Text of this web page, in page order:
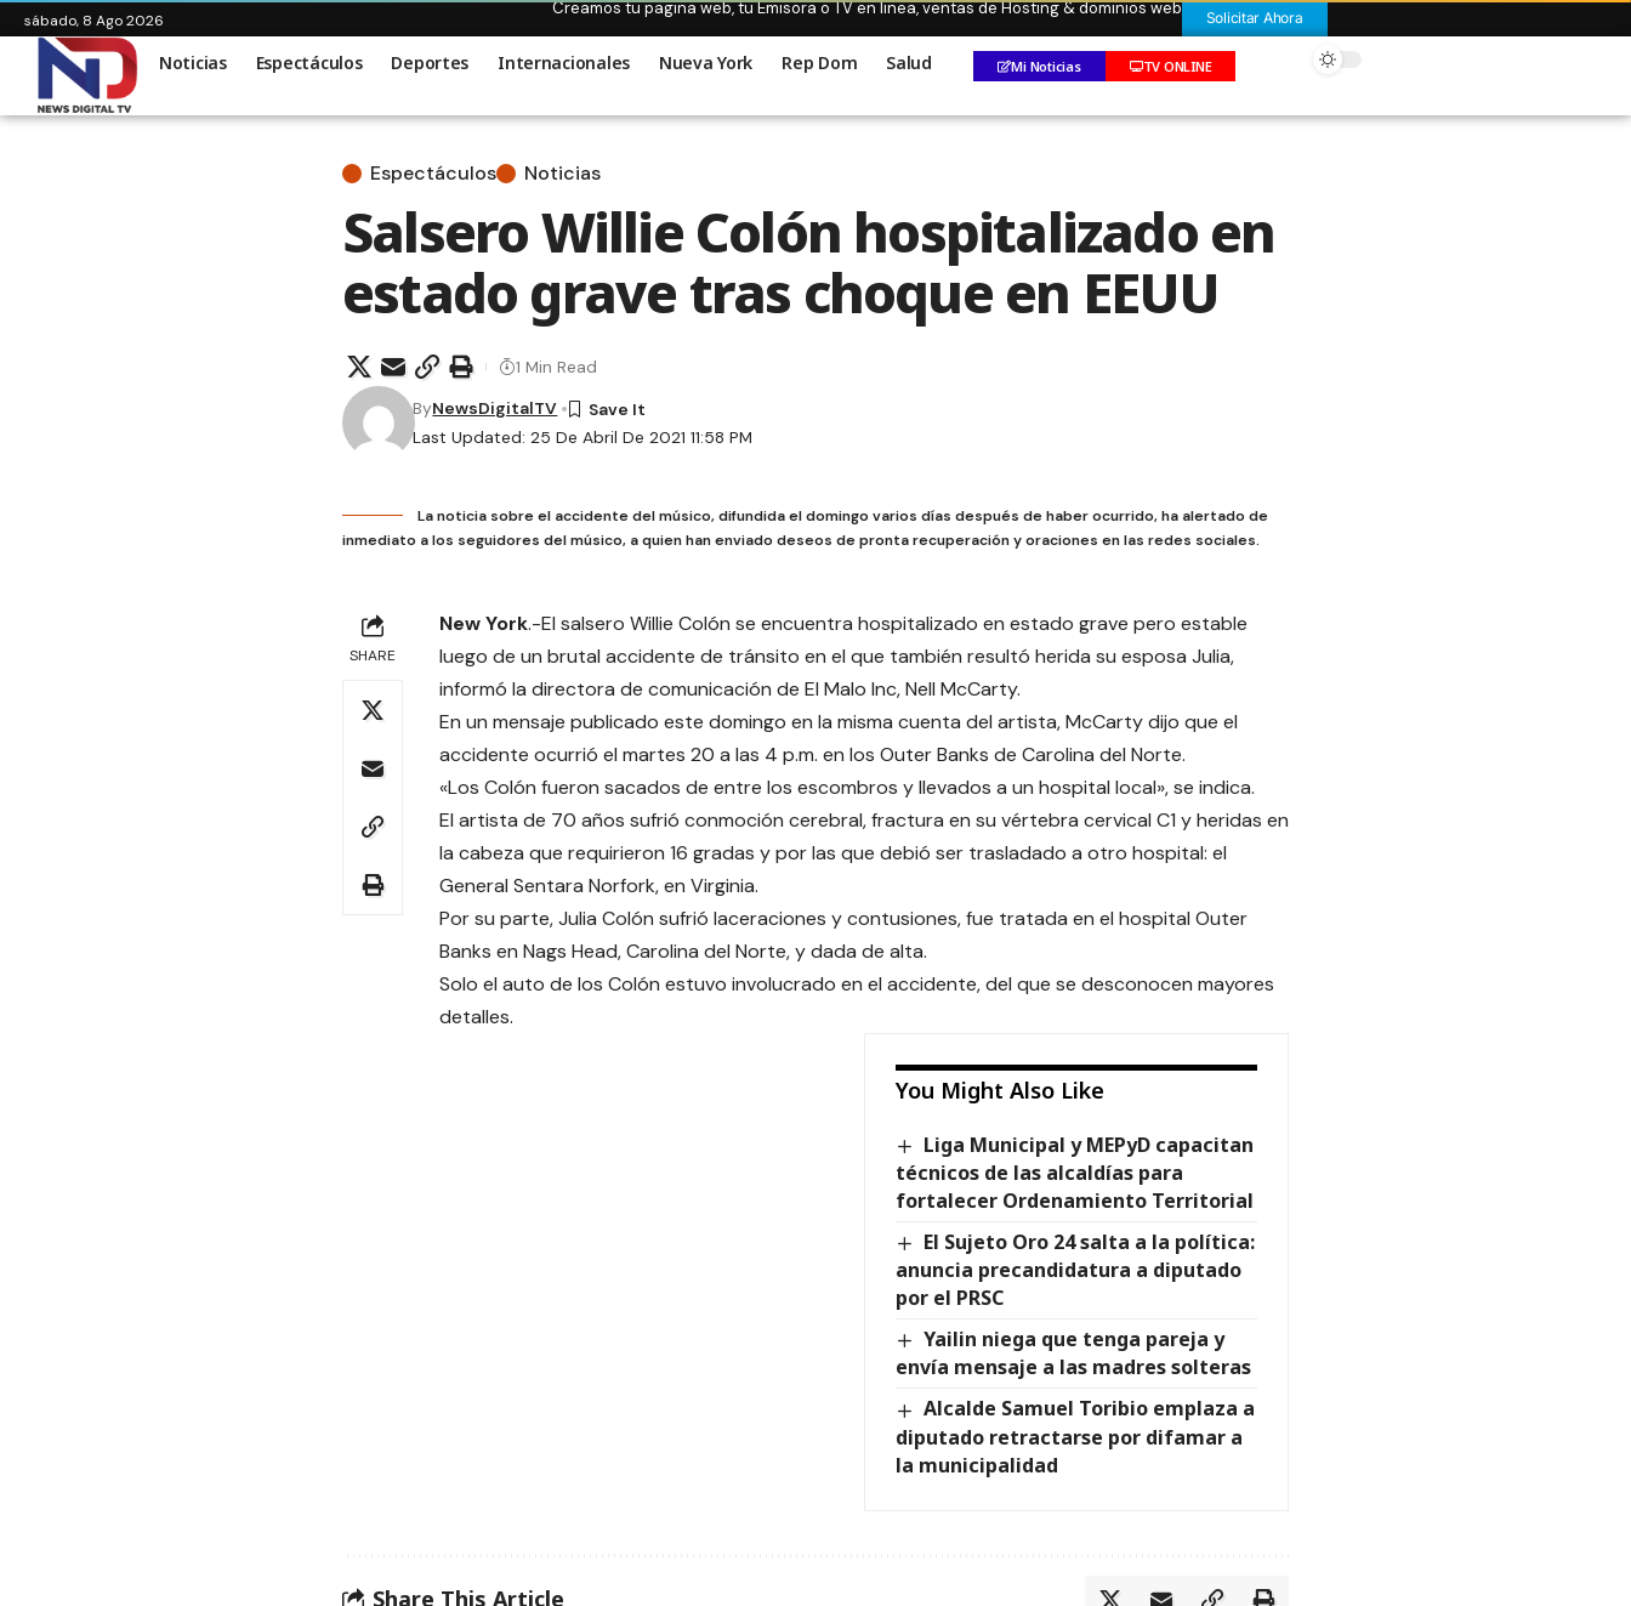
sábado, 8 Ago 2026
Creamos tu pagina web, tu Emisora o TV en linea, ventas de Hosting & dominios web Solicitar Ahora
Noticias Espectáculos Deportes Internacionales Nueva York Rep Dom Salud Mi Noticias TV ONLINE
Espectáculos Noticias
Salsero Willie Colón hospitalizado en
estado grave tras choque en EEUU
Last Updated: 25 De Abril De 2021 11:58 PM
ByNewsDigitalTV
1 Min Read
La noticia sobre el accidente del músico, difundida el domingo varios días después de haber ocurrido, ha alertado de
inmediato a los seguidores del músico, a quien han enviado deseos de pronta recuperación y oraciones en las redes sociales.
SHARE
New York.-El salsero Willie Colón se encuentra hospitalizado en estado grave pero estable
luego de un brutal accidente de tránsito en el que también resultó herida su esposa Julia,
informó la directora de comunicación de El Malo Inc, Nell McCarty.
En un mensaje publicado este domingo en la misma cuenta del artista, McCarty dijo que el
accidente ocurrió el martes 20 a las 4 p.m. en los Outer Banks de Carolina del Norte.
«Los Colón fueron sacados de entre los escombros y llevados a un hospital local», se indica.
El artista de 70 años sufrió conmoción cerebral, fractura en su vértebra cervical C1 y heridas en
la cabeza que requirieron 16 gradas y por las que debió ser trasladado a otro hospital: el
General Sentara Norfork, en Virginia.
Por su parte, Julia Colón sufrió laceraciones y contusiones, fue tratada en el hospital Outer
Banks en Nags Head, Carolina del Norte, y dada de alta.
Solo el auto de los Colón estuvo involucrado en el accidente, del que se desconocen mayores
detalles.
You Might Also Like
Liga Municipal y MEPyD capacitan
técnicos de las alcaldías para
fortalecer Ordenamiento Territorial
El Sujeto Oro 24 salta a la política:
anuncia precandidatura a diputado
por el PRSC
Yailin niega que tenga pareja y
envía mensaje a las madres solteras
Alcalde Samuel Toribio emplaza a
diputado retractarse por difamar a
la municipalidad
Share This Article